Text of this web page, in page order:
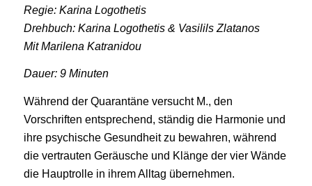
Regie: Karina Logothetis
Drehbuch: Karina Logothetis & Vasilils Zlatanos
Mit Marilena Katranidou
Dauer: 9 Minuten
Während der Quarantäne versucht M., den
Vorschriften entsprechend, ständig die Harmonie und
ihre psychische Gesundheit zu bewahren, während
die vertrauten Geräusche und Klänge der vier Wände
die Hauptrolle in ihrem Alltag übernehmen.